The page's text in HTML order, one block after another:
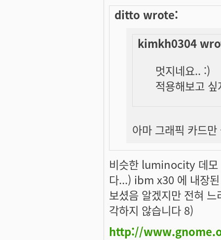
ditto wrote:
kimkh0304
멋지네요.. :)
적용해보고
아마 그래픽 카드
비슷한 luminocity 데모
다...) ibm x30 에 내장
보셨음 알겠지만 전혀
각하지 않습니다 8)
http://